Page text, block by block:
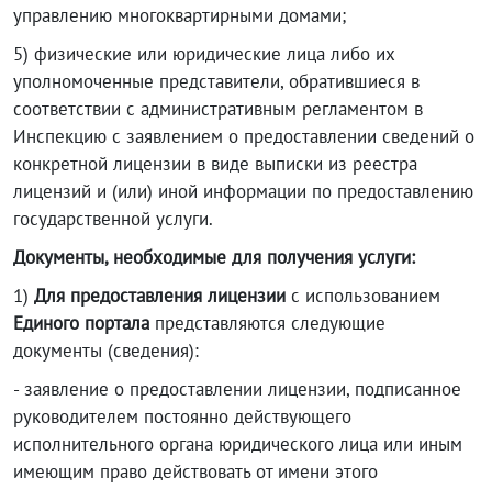
управлению многоквартирными домами;
5) физические или юридические лица либо их
уполномоченные представители, обратившиеся в
соответствии с административным регламентом в
Инспекцию с заявлением о предоставлении сведений о
конкретной лицензии в виде выписки из реестра
лицензий и (или) иной информации по предоставлению
государственной услуги.
Документы, необходимые для получения услуги:
1) Для предоставления лицензии с использованием
Единого портала представляются следующие
документы (сведения):
- заявление о предоставлении лицензии, подписанное
руководителем постоянно действующего
исполнительного органа юридического лица или иным
имеющим право действовать от имени этого